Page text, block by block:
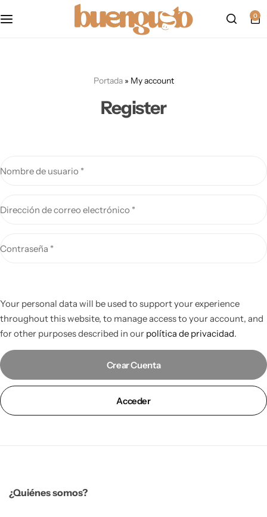
0
Portada» My account
Register
Nombre de usuario *
Dirección de correo electrónico *
Contraseña *
Your personal data will be used to support your experience
throughout this website, to manage access to your account, and
for other purposes described in our política de privacidad.
Crear Cuenta
Acceder
¿Quiénes somos?
Política de cookies
formulario de accesibilidad
politica-de-privacidad